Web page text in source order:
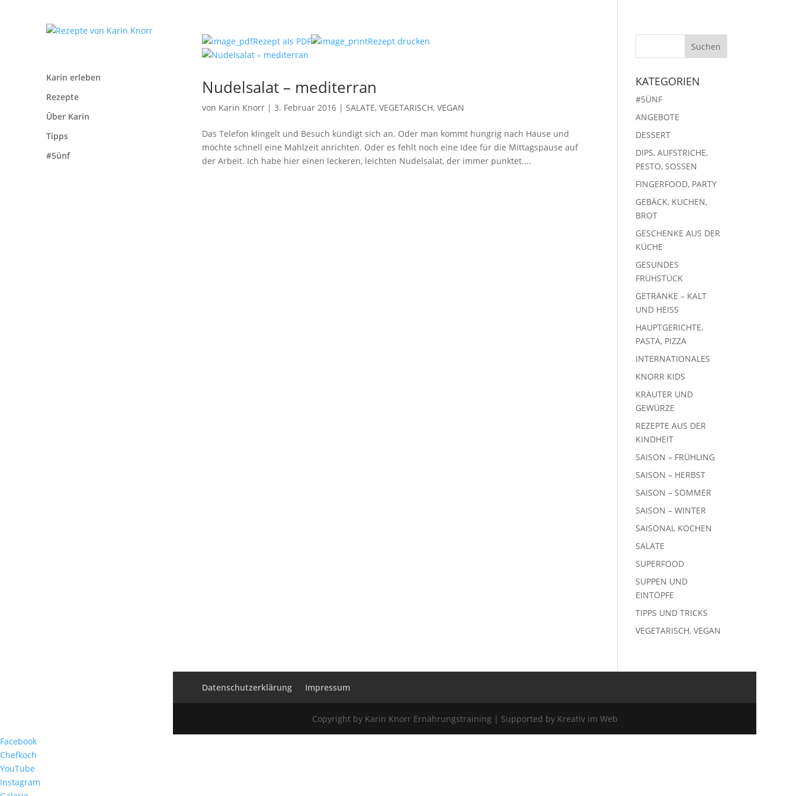
Karin erleben
Rezepte
Über Karin
Tipps
#5ünf
Rezept als PDF Rezept drucken
Nudelsalat – mediterran
von Karin Knorr |3. Februar 2016 |SALATE,VEGETARISCH, VEGAN
Das Telefon klingelt und Besuch kündigt sich an. Oder man kommt hungrig nach Hause und
möchte schnell eine Mahlzeit anrichten. Oder es fehlt noch eine Idee für die Mittagspause auf
der Arbeit. Ich habe hier einen leckeren, leichten Nudelsalat, der immer punktet....
KATEGORIEN
#5ÜNF
ANGEBOTE
DESSERT
DIPS, AUFSTRICHE,
PESTO, SOSSEN
FINGERFOOD, PARTY
GEBÄCK, KUCHEN,
BROT
GESCHENKE AUS DER
KÜCHE
GESUNDES
FRÜHSTÜCK
GETRÄNKE – KALT
UND HEISS
HAUPTGERICHTE,
PASTA, PIZZA
INTERNATIONALES
KNORR KIDS
KRÄUTER UND
GEWÜRZE
REZEPTE AUS DER
KINDHEIT
SAISON – FRÜHLING
SAISON – HERBST
SAISON – SOMMER
SAISON – WINTER
SAISONAL KOCHEN
SALATE
SUPERFOOD
SUPPEN UND
EINTÖPFE
TIPPS UND TRICKS
VEGETARISCH, VEGAN
Datenschutzerklärung Impressum
Copyright by Karin Knorr Ernährungstraining | Supported by Kreativ im Web
Facebook
Chefkoch
YouTube
Instagram